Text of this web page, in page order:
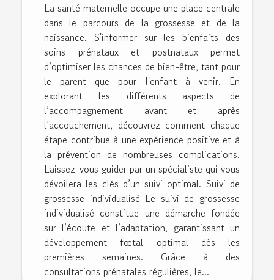
La santé maternelle occupe une place centrale
dans le parcours de la grossesse et de la
naissance. S'informer sur les bienfaits des
soins prénataux et postnataux permet
d’optimiser les chances de bien-être, tant pour
le parent que pour l'enfant à venir. En
explorant les différents aspects de
l’accompagnement avant et après
l’accouchement, découvrez comment chaque
étape contribue à une expérience positive et à
la prévention de nombreuses complications.
Laissez-vous guider par un spécialiste qui vous
dévoilera les clés d’un suivi optimal. Suivi de
grossesse individualisé Le suivi de grossesse
individualisé constitue une démarche fondée
sur l’écoute et l’adaptation, garantissant un
développement fœtal optimal dès les
premières semaines. Grâce à des
consultations prénatales régulières, le...